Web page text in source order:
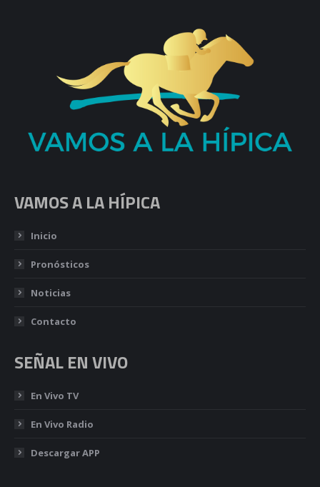
VAMOS A LA HÍPICA
Inicio
Pronósticos
Noticias
Contacto
SEÑAL EN VIVO
En Vivo TV
En Vivo Radio
Descargar APP